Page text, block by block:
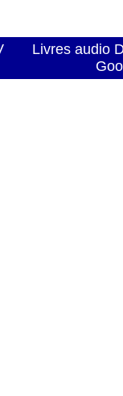
Livres audio